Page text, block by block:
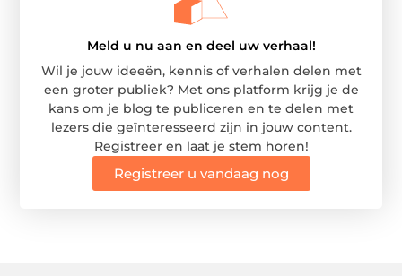
Meld u nu aan en deel uw verhaal!
Wil je jouw ideeën, kennis of verhalen delen met
een groter publiek? Met ons platform krijg je de
kans om je blog te publiceren en te delen met
lezers die geïnteresseerd zijn in jouw content.
Registreer en laat je stem horen!
Registreer u vandaag nog